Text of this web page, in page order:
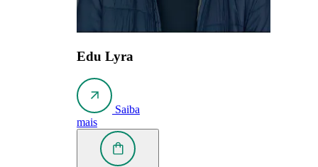
Edu Lyra
Saiba
mais